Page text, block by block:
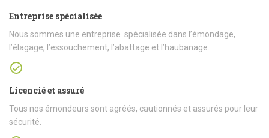
Entreprise spécialisée
Nous sommes une entreprise spécialisée dans l’émondage,
l’élagage, l’essouchement, l’abattage et l’haubanage.
Licencié et assuré
Tous nos émondeurs sont agréés, cautionnés et assurés pour leur
sécurité.